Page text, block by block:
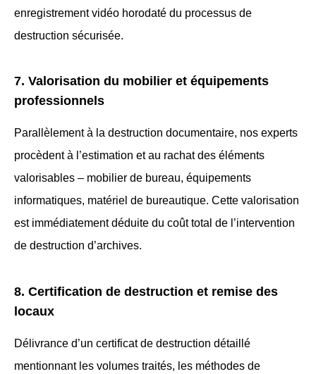
enregistrement vidéo horodaté du processus de
destruction sécurisée.
7. Valorisation du mobilier et équipements
professionnels
Parallèlement à la destruction documentaire, nos experts
procèdent à l’estimation et au rachat des éléments
valorisables – mobilier de bureau, équipements
informatiques, matériel de bureautique. Cette valorisation
est immédiatement déduite du coût total de l’intervention
de destruction d’archives.
8. Certification de destruction et remise des
locaux
Délivrance d’un certificat de destruction détaillé
mentionnant les volumes traités, les méthodes de